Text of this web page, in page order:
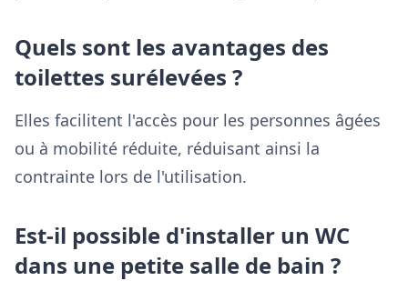
Quels sont les avantages des
toilettes surélevées ?
Elles facilitent l'accès pour les personnes âgées
ou à mobilité réduite, réduisant ainsi la
contrainte lors de l'utilisation.
Est-il possible d'installer un WC
dans une petite salle de bain ?